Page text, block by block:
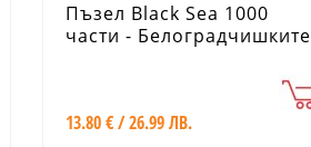
Пъзел Black Sea 1000
части - Белоградчишките
13.80 € / 26.99 ЛВ.